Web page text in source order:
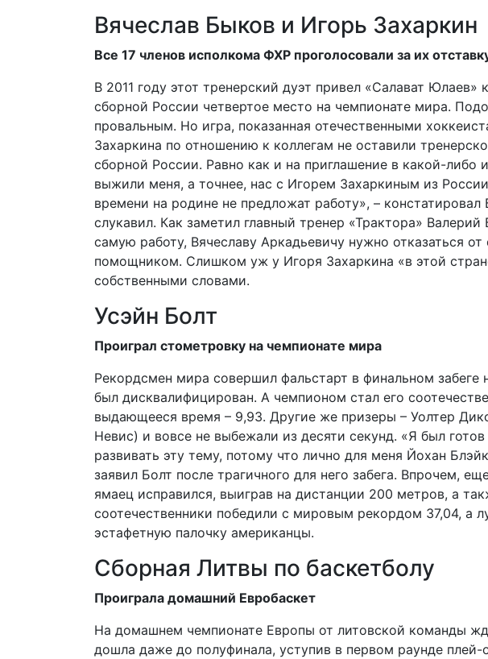
Вячеслав Быков и Игорь Захаркин
Все 17 членов исполкома ФХР проголосовали за их
В 2011 году этот тренерский дуэт привел «Салават Юлаев»
сборной России четвертое место на чемпионате мира.
провальным. Но игра, пока­занная отечественными
Захаркина по отношению к коллегам не оставили
сборной России. Равно как и на приглашение в какой-либо
выжили меня, а точнее, нас с Игорем Захаркиным из
времени на родине не предложат работу», –
слукавил. Как заметил главный тренер «Трактора»
самую работу, Вячеславу Аркадьевичу нужно отказаться
помощником. Слишком уж у Игоря Захаркина «в этой
собственными словами.
Усэйн Болт
Проиграл стометровку на чемпионате мира
Рекордсмен мира совершил фальстарт в финальном забеге
был дисквалифицирован. А чемпионом стал его
выдающееся время – 9,93. Другие же призеры – Уолтер
Невис) и вовсе не выбежали из десяти секунд. «Я был
развивать эту тему, потому что лично для меня Йохан
заявил Болт после трагичного для него забега. Впрочем,
ямаец исправился, выиграв на дистанции 200 метров, а
соотечественники победили с мировым рекордом 37,04, а
эстафетную палочку американцы.
Сборная Литвы по баскетболу
Проиграла домашний Евробаскет
На домашнем чемпионате Европы от литовской команды
дошла даже до полуфинала, уступив в первом раунде